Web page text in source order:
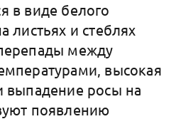
в виде белого
листьях и стеблях
между
высокая
выпадение росы на
появлению